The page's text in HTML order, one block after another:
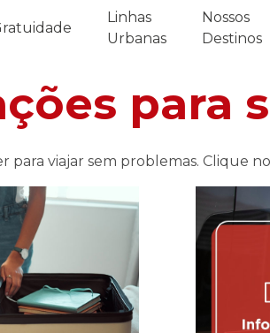
Linhas
Urbanas
Nossos
Destinos
para
viajar sem problemas. Clique